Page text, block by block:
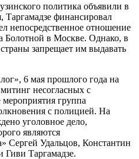
политика объявили в
Таргамадзе финансировал
непосредственное отношение
Болотной в Москве. Однако, в
запрещает им выдавать
6 мая прошлого года на
несогласных с
мероприятия группа
с полицией. На
уголовное дело,
являются
Сергей Удальцов, Константин
Гиви Таргамадзе.